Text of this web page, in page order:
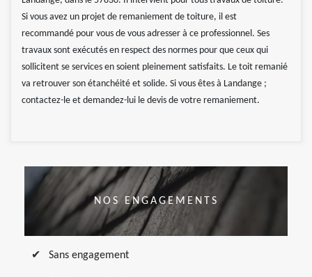
Si vous avez un projet de remaniement de toiture, il est
recommandé pour vous de vous adresser à ce professionnel. Ses
travaux sont exécutés en respect des normes pour que ceux qui
sollicitent se services en soient pleinement satisfaits. Le toit remanié
va retrouver son étanchéité et solide. Si vous êtes à Landange ;
contactez-le et demandez-lui le devis de votre remaniement.
NOS ENGAGEMENTS
Sans engagement